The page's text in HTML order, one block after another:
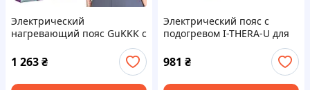
Электрический
нагревающий пояс GuKKK с
вибромассажем 8000 мАч 3
режима нагрева и массажа
для спины и шеи черный
1 263₴
Электрический пояс с
подогревом I-THERA-U для
живота USB
перезаряжаемый
фиолетовый
981 ₴